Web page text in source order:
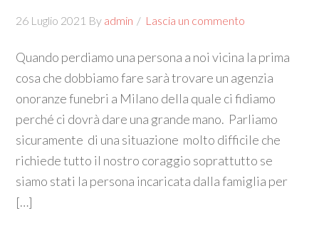
26 Luglio 2021 By admin Lascia un commento
Quando perdiamo una persona a noi vicina la prima
cosa che dobbiamo fare sarà trovare un agenzia
onoranze funebri a Milano della quale ci fidiamo
perché ci dovrà dare una grande mano. Parliamo
sicuramente di una situazione molto difficile che
richiede tutto il nostro coraggio soprattutto se
siamo stati la persona incaricata dalla famiglia per
[…]